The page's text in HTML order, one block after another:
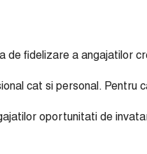
de fidelizare a angajatilor
cat si personal. Pentru
oportunitati de